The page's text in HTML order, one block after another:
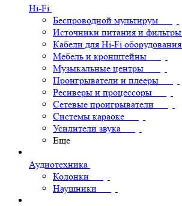
Hi-Fi
Беспроводной мультирум
Источники питания и фильтры
Кабели для Hi-Fi оборудования
Мебель и кронштейны
Музыкальные центры
Проигрыватели и плееры
Ресиверы и процессоры
Сетевые проигрыватели
Системы караоке
Усилители звука
Еще
Аудиотехника
Колонки
Наушники